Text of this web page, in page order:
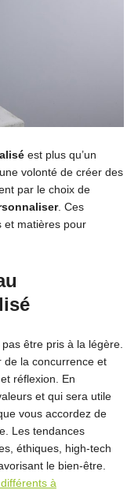
est plus qu’un
volonté de créer des
par le choix de
. Ces
et matières pour
être pris à la légère.
de la concurrence et
réflexion. En
et qui sera utile
vous accordez de
Les tendances
éthiques, high-tech
le bien-être.
à